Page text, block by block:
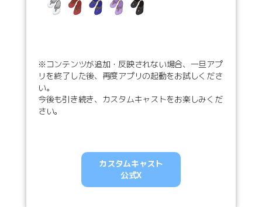
※コンテンツが追加・反映されない場合、一旦アプ
リを終了した後、再度アプリの起動をお試しくださ
い。
今後も引き続き、カスタムキャストをお楽しみくだ
さい。
カスタムキャスト
公式X